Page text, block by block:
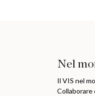
Nel
Il VIS nel
Collaborare